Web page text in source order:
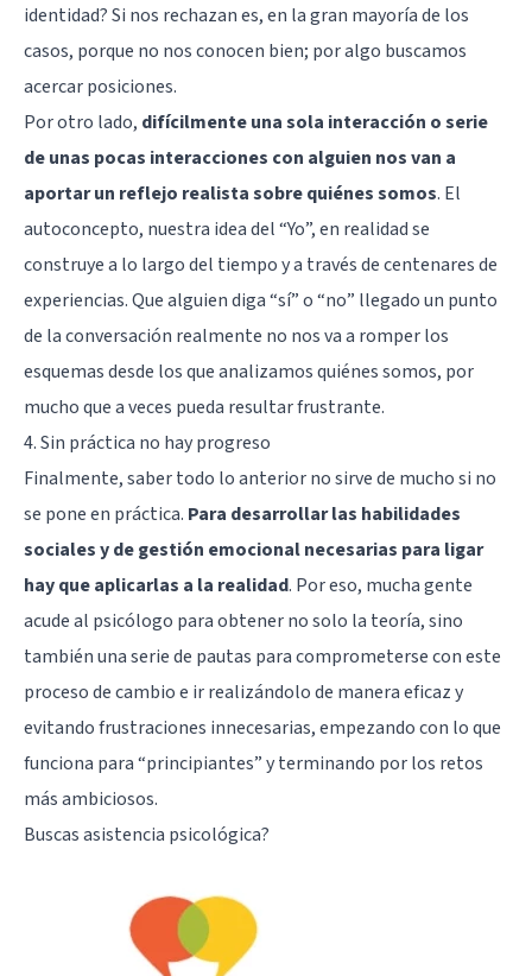
identidad? Si nos rechazan es, en la gran mayoría de los
casos, porque no nos conocen bien; por algo buscamos
acercar posiciones.
Por otro lado, difícilmente una sola interacción o serie
de unas pocas interacciones con alguien nos van a
aportar un reflejo realista sobre quiénes somos. El
autoconcepto, nuestra idea del “Yo”, en realidad se
construye a lo largo del tiempo y a través de centenares de
experiencias. Que alguien diga “sí” o “no” llegado un punto
de la conversación realmente no nos va a romper los
esquemas desde los que analizamos quiénes somos, por
mucho que a veces pueda resultar frustrante.
4. Sin práctica no hay progreso
Finalmente, saber todo lo anterior no sirve de mucho si no
se pone en práctica. Para desarrollar las habilidades
sociales y de gestión emocional necesarias para ligar
hay que aplicarlas a la realidad. Por eso, mucha gente
acude al psicólogo para obtener no solo la teoría, sino
también una serie de pautas para comprometerse con este
proceso de cambio e ir realizándolo de manera eficaz y
evitando frustraciones innecesarias, empezando con lo que
funciona para “principiantes” y terminando por los retos
más ambiciosos.
Buscas asistencia psicológica?